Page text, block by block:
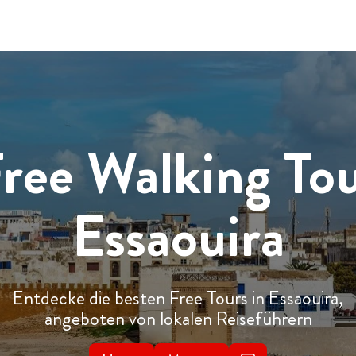
Walking
Essaouira
Entdecke die besten Free Tours in Essaouira,
angeboten von lokalen Reiseführern